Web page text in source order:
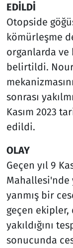
EDİLDİ
Otopside
kömürleşme
organlarda ve
belirtildi.
sonrası
Kasım 2023
edildi.
OLAY
Geçen yıl 9
Mahallesi'nde
yanmış bir
geçen
yakıldığını
sonucunda